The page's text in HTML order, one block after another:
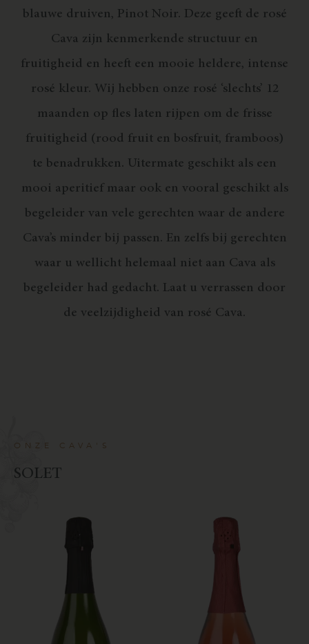
blauwe druiven, Pinot Noir. Deze geeft de rosé
Cava zijn kenmerkende structuur en
fruitigheid en heeft een mooie heldere, intense
rosé kleur. Wij hebben onze rosé ‘slechts’ 12
maanden op fles laten rijpen om de frisse
fruitigheid (rood fruit en bosfruit, framboos)
te benadrukken. Uitermate geschikt als een
mooi aperitief maar ook en vooral geschikt als
begeleider van vele gerechten waar de andere
Cava’s minder bij passen. En zelfs bij gerechten
waar u wellicht helemaal niet aan Cava als
begeleider had gedacht. Laat u verrassen door
de veelzijdigheid van rosé Cava.
ONZE CAVA'S
SOLET